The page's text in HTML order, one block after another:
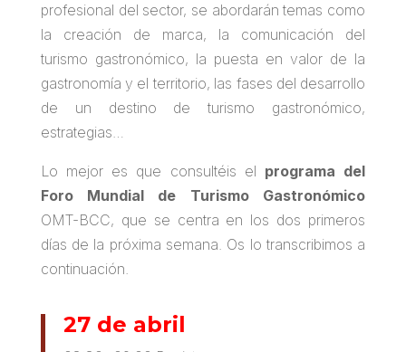
profesional del sector, se abordarán temas como
la creación de marca, la comunicación del
turismo gastronómico, la puesta en valor de la
gastronomía y el territorio, las fases del desarrollo
de un destino de turismo gastronómico,
estrategias…
Lo mejor es que consultéis el programa del
Foro Mundial de Turismo Gastronómico
OMT-BCC, que se centra en los dos primeros
días de la próxima semana. Os lo transcribimos a
continuación.
27 de abril